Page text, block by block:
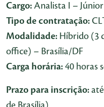
Cargo: Analista I – Júnior
Tipo de contratação:
Modalidade: Híbrido (3
office) – Brasília/DF
Carga horária: 40 horas
Prazo para inscrição:
de Brasília)